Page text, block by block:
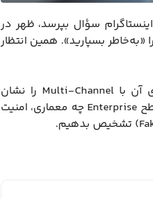
سؤال بپرسد، ظهر در
«به‌خاطر بسپارید». همین انتظار
در این مقاله ابتدا مفهوم Omnichannel را روشن می‌کنیم، بعد تفاوت بنیادی آن با Multi-Channel را نشان
می‌دهیم، سپس وارد عمق فنی می‌شویم: یک مرکز تماس امنی‌چنل واقعی در سطح Enterprise چه معماری، امنیت